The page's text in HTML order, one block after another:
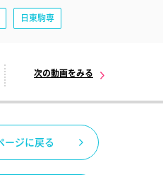
日東駒専
次の動画をみる
ージに戻る